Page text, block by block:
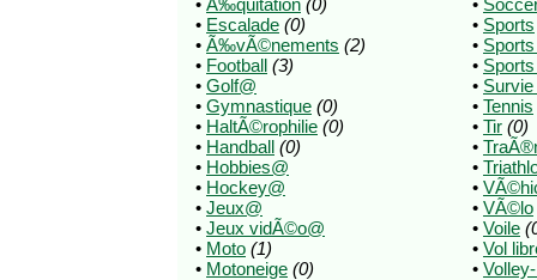
• Ã‰quitation (0)
• Escalade (0)
• Ã‰vÃ©nements (2)
• Football (3)
• Golf@
• Gymnastique (0)
• HaltÃ©rophilie (0)
• Handball (0)
• Hobbies@
• Hockey@
• Jeux@
• Jeux vidÃ©o@
• Moto (1)
• Motoneige (0)
•
• Sports
•
•
• Survie
• Tennis
• Tir (0)
•
•
•
• VÃ©lo
• Voile
• Vol
•